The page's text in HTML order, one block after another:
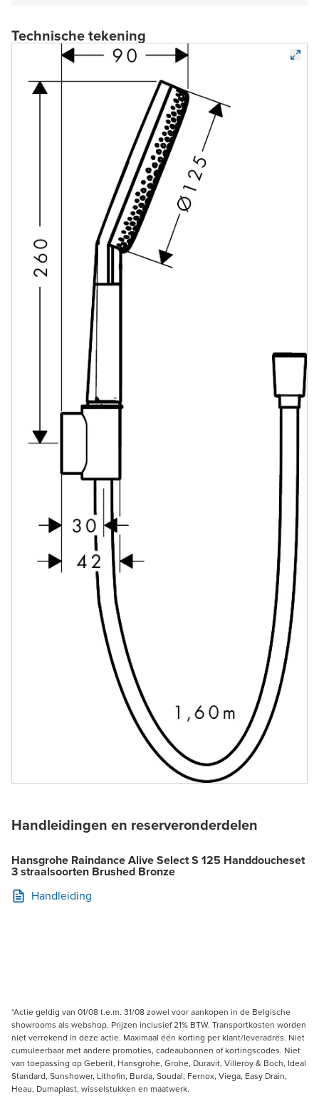
Technische tekening
Handleidingen en reserveronderdelen
Hansgrohe Raindance Alive Select S 125 Handdoucheset
3 straalsoorten Brushed Bronze
Handleiding
*Actie geldig van 01/08 t.e.m. 31/08 zowel voor aankopen in de Belgische
showrooms als webshop. Prijzen inclusief 21% BTW. Transportkosten worden
niet verrekend in deze actie. Maximaal één korting per klant/leveradres. Niet
cumuleerbaar met andere promoties, cadeaubonnen of kortingscodes. Niet
van toepassing op Geberit, Hansgrohe, Grohe, Duravit, Villeroy & Boch, Ideal
Standard, Sunshower, Lithofin, Burda, Soudal, Fernox, Viega, Easy Drain,
Heau, Dumaplast, wisselstukken en maatwerk.